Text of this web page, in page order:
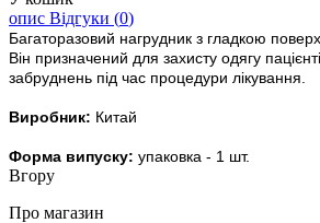
опис Відгуки (0)
Багаторазовий нагрудник з гладкою
Він призначений для захисту одягу
забруднень під час процедури лікування.
Виробник: Китай
Форма випуску: упаковка - 1 шт.
Вгору
Про магазин